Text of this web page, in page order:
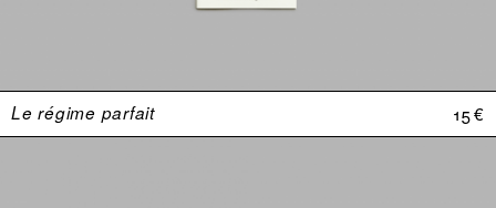
Le régime parfait 15 €